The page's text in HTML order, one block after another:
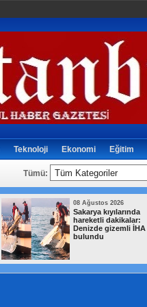
Teknoloji Ekonomi Eğitim
Tümü:
2026
Bahçeli 20
kişinin katıldığı
nikah
oldu